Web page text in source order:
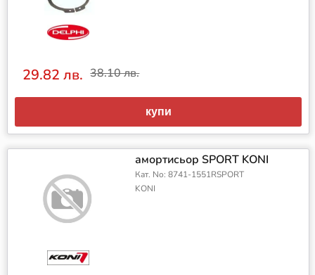
29.82 лв. 38.10 лв.
купи
амортисьор SPORT KONI
Кат. No: 8741-1551RSPORT
KONI